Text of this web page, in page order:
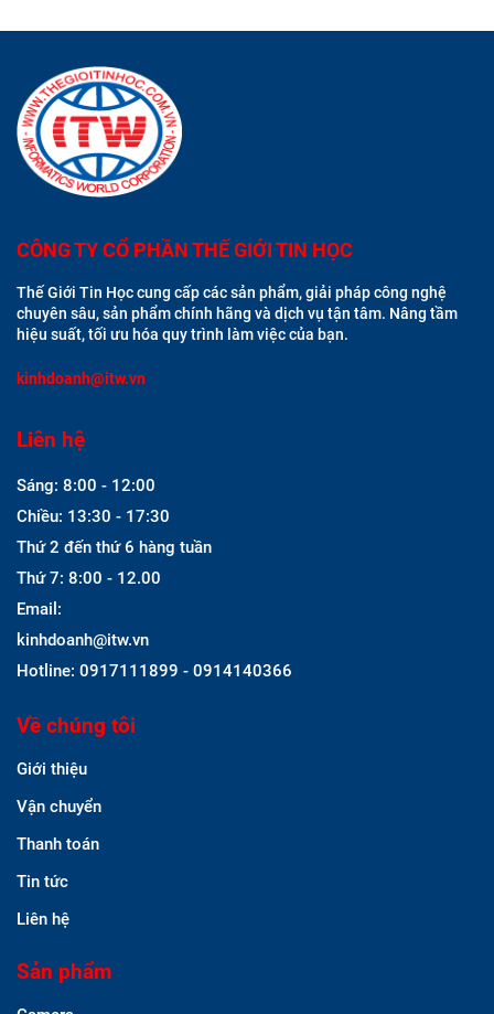
CÔNG TY CỔ PHẦN THẾ GIỚI TIN HỌC
Thế Giới Tin Học cung cấp các sản phẩm, giải pháp công nghệ
chuyên sâu, sản phẩm chính hãng và dịch vụ tận tâm. Nâng tầm
hiệu suất, tối ưu hóa quy trình làm việc của bạn.
kinhdoanh@itw.vn
Liên hệ
Sáng: 8:00 - 12:00
Chiều: 13:30 - 17:30
Thứ 2 đến thứ 6 hàng tuần
Thứ 7: 8:00 - 12.00
Email:
kinhdoanh@itw.vn
Hotline: 0917111899 - 0914140366
Về chúng tôi
Giới thiệu
Vận chuyển
Thanh toán
Tin tức
Liên hệ
Sản phẩm